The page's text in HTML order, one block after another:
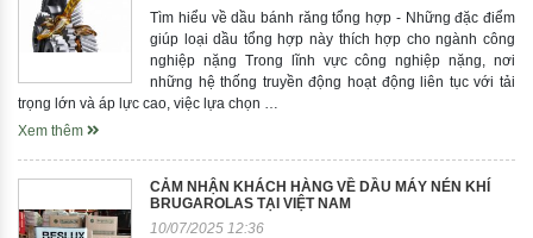
Tìm hiểu về dầu bánh răng tổng hợp - Những đặc điểm
giúp loại dầu tổng hợp này thích hợp cho ngành công
nghiệp nặng Trong lĩnh vực công nghiệp nặng, nơi
những hệ thống truyền động hoạt động liên tục với tải
trọng lớn và áp lực cao, việc lựa chọn …
Xem thêm
CẢM NHẬN KHÁCH HÀNG VỀ DẦU MÁY NÉN KHÍ
BRUGAROLAS TẠI VIỆT NAM
10/07/2025 12:36